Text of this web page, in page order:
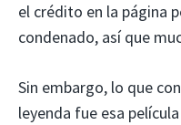
el crédito en la página
condenado, así que
Sin embargo, lo que
leyenda fue esa